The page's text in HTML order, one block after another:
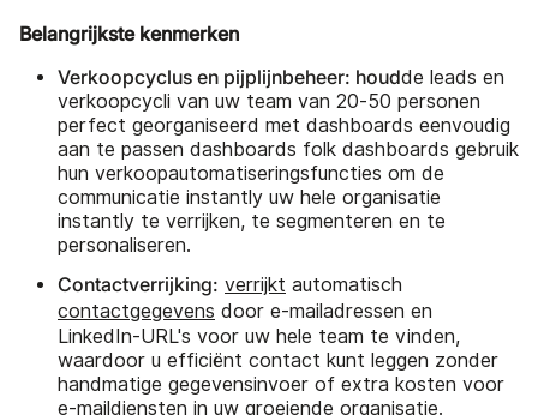
Belangrijkste kenmerken
Verkoopcyclus en pijplijnbeheer: houdde leads en
verkoopcycli van uw team van 20-50 personen
perfect georganiseerd met dashboards eenvoudig
aan te passen dashboards folk dashboards gebruik
hun verkoopautomatiseringsfuncties om de
communicatie instantly uw hele organisatie
instantly te verrijken, te segmenteren en te
personaliseren.
Contactverrijking: verrijkt automatisch
contactgegevens door e-mailadressen en
LinkedIn-URL's voor uw hele team te vinden,
waardoor u efficiënt contact kunt leggen zonder
handmatige gegevensinvoer of extra kosten voor
e-maildiensten in uw groeiende organisatie.